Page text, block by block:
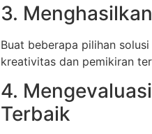
3.
Buat beberapa pilihan
kreativitas dan pemikiran
4.
Terbaik